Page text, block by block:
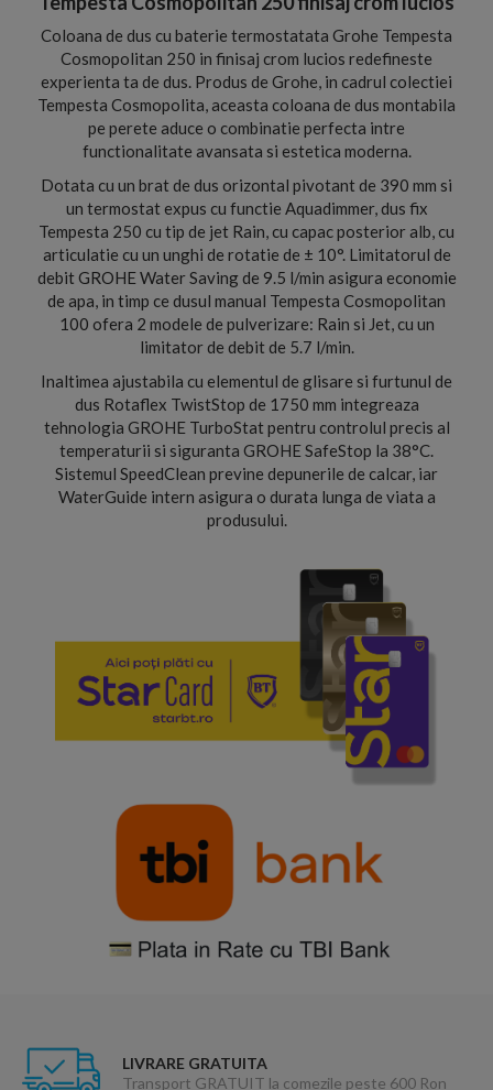
Coloana de dus cu baterie termostatata Grohe Tempesta
Cosmopolitan 250 in finisaj crom lucios redefineste
experienta ta de dus. Produs de Grohe, in cadrul colectiei
Tempesta Cosmopolita, aceasta coloana de dus montabila
pe perete aduce o combinatie perfecta intre
functionalitate avansata si estetica moderna.
Dotata cu un brat de dus orizontal pivotant de 390 mm si
un termostat expus cu functie Aquadimmer, dus fix
Tempesta 250 cu tip de jet Rain, cu capac posterior alb, cu
articulatie cu un unghi de rotatie de ± 10°. Limitatorul de
debit GROHE Water Saving de 9.5 l/min asigura economie
de apa, in timp ce dusul manual Tempesta Cosmopolitan
100 ofera 2 modele de pulverizare: Rain si Jet, cu un
limitator de debit de 5.7 l/min.
Inaltimea ajustabila cu elementul de glisare si furtunul de
dus Rotaflex TwistStop de 1750 mm integreaza
tehnologia GROHE TurboStat pentru controlul precis al
temperaturii si siguranta GROHE SafeStop la 38°C.
Sistemul SpeedClean previne depunerile de calcar, iar
WaterGuide intern asigura o durata lunga de viata a
produsului.
LIVRARE GRATUITA
Transport GRATUIT la comezile peste 600 Ron